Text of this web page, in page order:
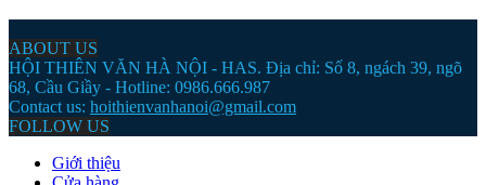
ABOUT US
HỘI THIÊN VĂN HÀ NỘI - HAS. Địa chỉ: Số 8, ngách 39, ngõ
68, Cầu Giầy - Hotline: 0986.666.987
Contact us: hoithienvanhanoi@gmail.com
FOLLOW US
Giới thiệu